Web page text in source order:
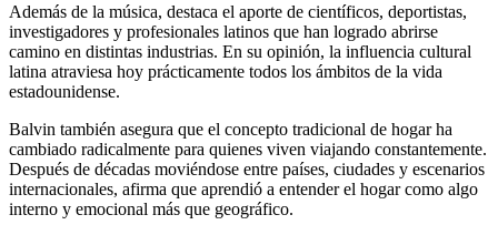
Además de la música, destaca el aporte de científicos, deportistas,
investigadores y profesionales latinos que han logrado abrirse
camino en distintas industrias. En su opinión, la influencia cultural
latina atraviesa hoy prácticamente todos los ámbitos de la vida
estadounidense.
Balvin también asegura que el concepto tradicional de hogar ha
cambiado radicalmente para quienes viven viajando constantemente.
Después de décadas moviéndose entre países, ciudades y escenarios
internacionales, afirma que aprendió a entender el hogar como algo
interno y emocional más que geográfico.